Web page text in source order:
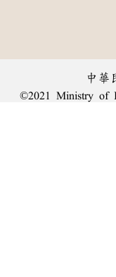
中華
©2021 Ministry of